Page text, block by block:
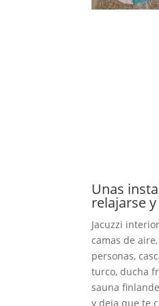
Unas
relajarse
Jacuzzi
camas de
personas,
turco, ducha
sauna
y deja que te